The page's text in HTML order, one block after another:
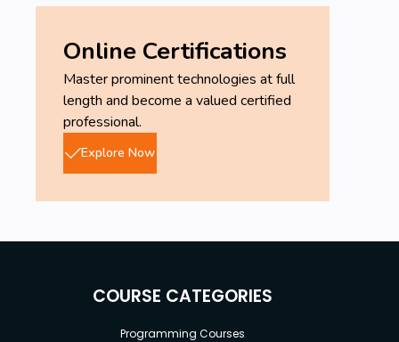
SAP Administration & Sécurité
SAP Rôles & Autorisations
Gestion des User Master Data
Maintenance des Rôles et Objets
d'Autorisations
Analyser et Résoudre des problèmes
d'autorisations
Online Certifications
Master prominent technologies at full
length and become a valued certified
professional.
Explore Now
COURSE CATEGORIES
Programming Courses